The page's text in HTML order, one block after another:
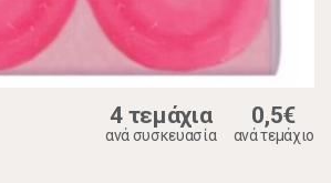
4 τεμάχια
ανά συσκευασία
0,5€
ανά τεμάχιο